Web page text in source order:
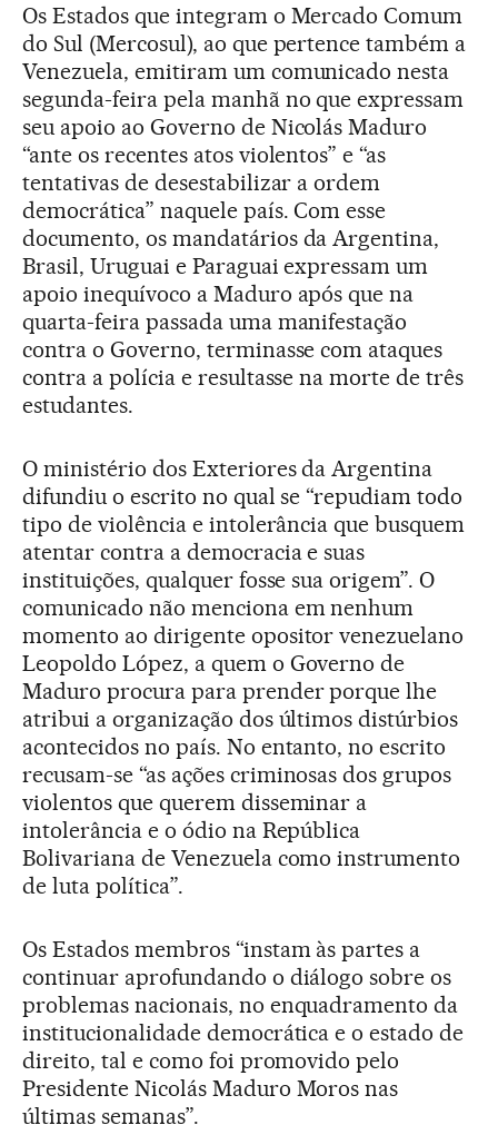
Os Estados que integram o Mercado Comum
do Sul (Mercosul), ao que pertence também a
Venezuela, emitiram um comunicado nesta
segunda-feira pela manhã no que expressam
seu apoio ao Governo de Nicolás Maduro
“ante os recentes atos violentos” e “as
tentativas de desestabilizar a ordem
democrática” naquele país. Com esse
documento, os mandatários da Argentina,
Brasil, Uruguai e Paraguai expressam um
apoio inequívoco a Maduro após que na
quarta-feira passada uma manifestação
contra o Governo, terminasse com ataques
contra a polícia e resultasse na morte de três
estudantes.
O ministério dos Exteriores da Argentina
difundiu o escrito no qual se “repudiam todo
tipo de violência e intolerância que busquem
atentar contra a democracia e suas
instituições, qualquer fosse sua origem”. O
comunicado não menciona em nenhum
momento ao dirigente opositor venezuelano
Leopoldo López, a quem o Governo de
Maduro procura para prender porque lhe
atribui a organização dos últimos distúrbios
acontecidos no país. No entanto, no escrito
recusam-se “as ações criminosas dos grupos
violentos que querem disseminar a
intolerância e o ódio na República
Bolivariana de Venezuela como instrumento
de luta política”.
Os Estados membros “instam às partes a
continuar aprofundando o diálogo sobre os
problemas nacionais, no enquadramento da
institucionalidade democrática e o estado de
direito, tal e como foi promovido pelo
Presidente Nicolás Maduro Moros nas
últimas semanas”.